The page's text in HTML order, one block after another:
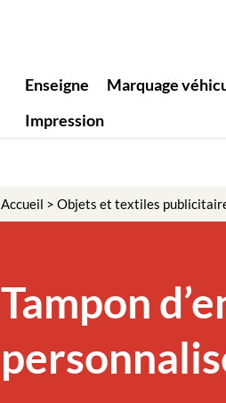
Enseigne Marquage
Impression
Accueil > Objets et textiles
Tampon